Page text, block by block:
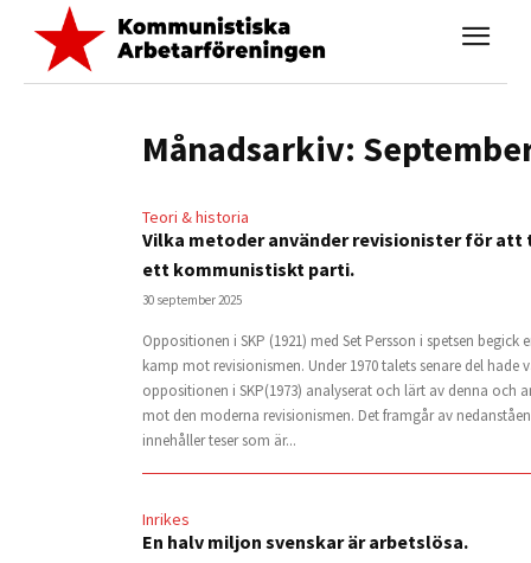
Månadsarkiv:
Teori & historia
Vilka metoder använder revisionister för att
ett kommunistiskt parti.
30 september 2025
Oppositionen i SKP (1921) med Set Persson i spetsen begick
kamp mot revisionismen. Under 1970 talets senare del hade
oppositionen i SKP(1973) analyserat och lärt av denna och
mot den moderna revisionismen. Det framgår av
innehåller teser som är...
Inrikes
En halv miljon svenskar är arbetslösa.